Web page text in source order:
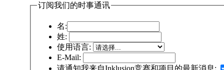
订阅我们的时事通讯
名:
姓:
使用语言:
E-Mail: